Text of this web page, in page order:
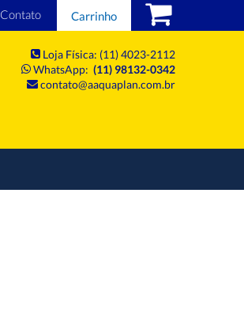
Contato Carrinho
Loja Física: (11) 4023-2112
WhatsApp: (11) 98132-0342
contato@aaquaplan.com.br